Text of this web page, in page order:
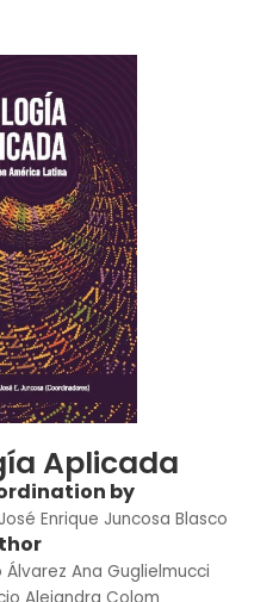
Aplicada
by
José Enrique Juncosa Blasco
Álvarez Ana Guglielmucci